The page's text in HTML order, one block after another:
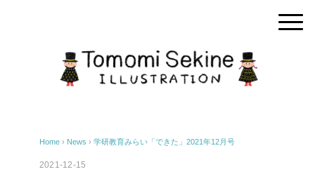
Home › News › 学研教育みらい「できた」2021年12月号
2021-12-15